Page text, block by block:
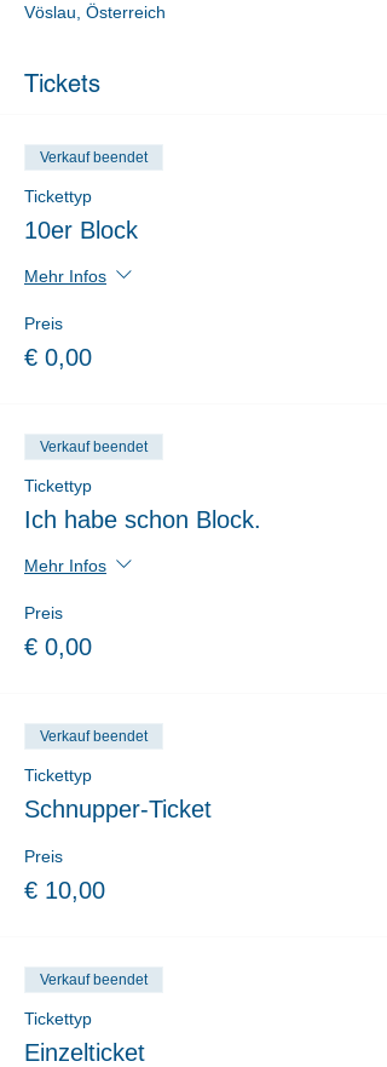
Vöslau, Österreich
Tickets
Verkauf beendet
Tickettyp
10er Block
Mehr Infos
Preis
€ 0,00
Verkauf beendet
Tickettyp
Ich habe schon Block.
Mehr Infos
Preis
€ 0,00
Verkauf beendet
Tickettyp
Schnupper-Ticket
Preis
€ 10,00
Verkauf beendet
Tickettyp
Einzelticket